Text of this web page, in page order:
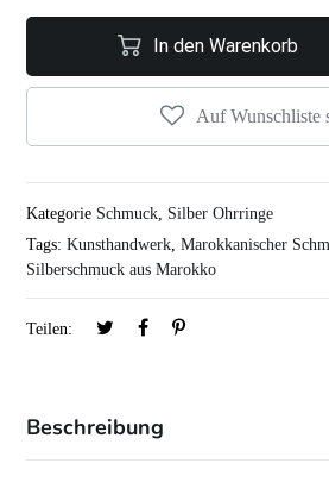
In den Warenkorb
Auf Wunschliste
Kategorie Schmuck, Silber Ohrringe
Tags:Kunsthandwerk,Marokkanischer
Silberschmuck aus Marokko
Teilen:
Beschreibung